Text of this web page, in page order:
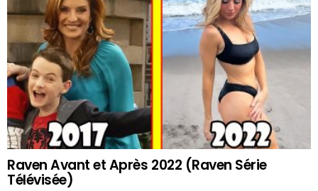
Raven Avant et Après 2022 (Raven Série
Télévisée)